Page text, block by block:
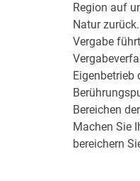
Region auf
Natur
Vergabe
Eigenbetrieb
Bereichen
Machen Sie
bereichern